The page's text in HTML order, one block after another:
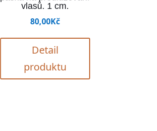
vlasů. 1 cm.
80,00Kč
Detail
produktu